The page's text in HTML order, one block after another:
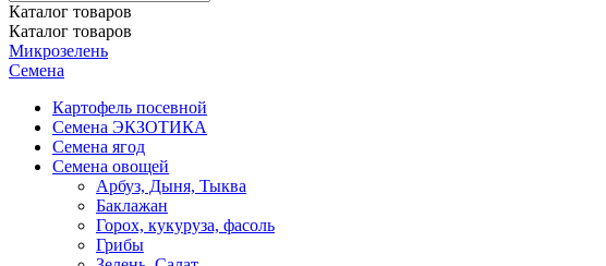
Каталог товаров
Каталог товаров
Микрозелень
Семена
Картофель посевной
Семена ЭКЗОТИКА
Семена ягод
Семена овощей
Арбуз, Дыня, Тыква
Баклажан
Горох, кукуруза, фасоль
Грибы